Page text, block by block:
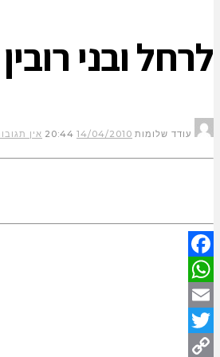
לרחל ובני
עודד שלומות 14/04/2010
20:44 אין
Facebook
WhatsApp
Email
Twitter